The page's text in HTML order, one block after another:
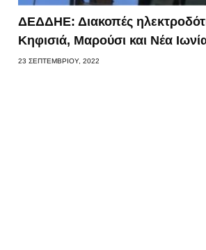
ΔΕΔΔΗΕ: Διακοπές
Κηφισιά, Μαρούσι και Νέα
23 ΣΕΠΤΕΜΒΡΊΟΥ, 2022